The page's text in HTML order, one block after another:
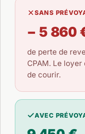
SANS
− 5 860
de perte de
CPAM. Le
de courir.
AVEC